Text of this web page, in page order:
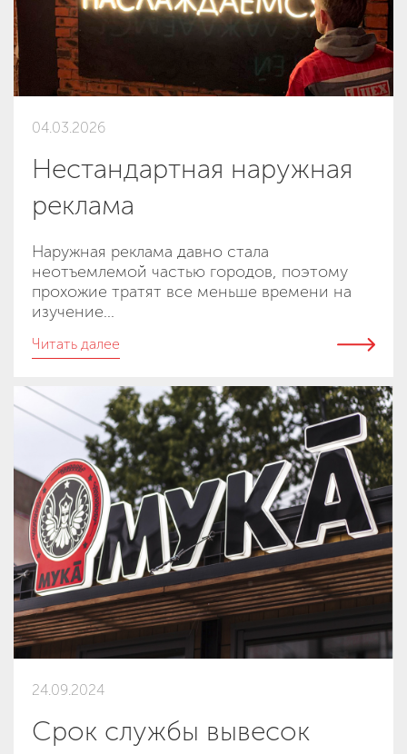
04.03.2026
Нестандартная наружная
реклама
Наружная реклама давно стала
неотъемлемой частью городов, поэтому
прохожие тратят все меньше времени на
изучение...
Читать далее
24.09.2024
Срок службы вывесок